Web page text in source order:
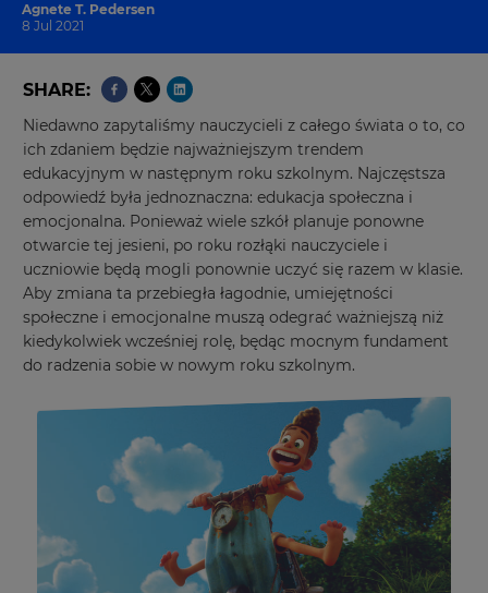
Agnete T. Pedersen
8 Jul 2021
SHARE
Niedawno zapytaliśmy nauczycieli z całego świata o to, co
ich zdaniem będzie najważniejszym trendem
edukacyjnym w następnym roku szkolnym. Najczęstsza
odpowiedź była jednoznaczna: edukacja społeczna i
emocjonalna. Ponieważ wiele szkół planuje ponowne
otwarcie tej jesieni, po roku rozłąki nauczyciele i
uczniowie będą mogli ponownie uczyć się razem w klasie.
Aby zmiana ta przebiegła łagodnie, umiejętności
społeczne i emocjonalne muszą odegrać ważniejszą niż
kiedykolwiek wcześniej rolę, będąc mocnym fundament
do radzenia sobie w nowym roku szkolnym.